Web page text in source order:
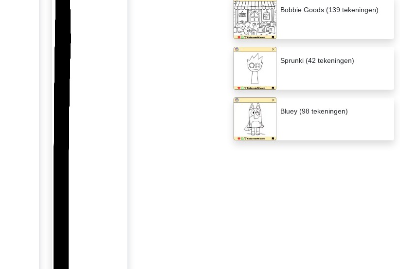
Bobbie Goods (139 tekeningen)
Sprunki (42 tekeningen)
Bluey (98 tekeningen)